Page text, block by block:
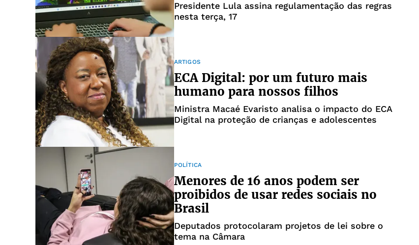
Presidente Lula assina regulamentação das regras
nesta terça, 17
ARTIGOS
ECA Digital: por um futuro mais
humano para nossos filhos
Ministra Macaé Evaristo analisa o impacto do ECA
Digital na proteção de crianças e adolescentes
POLÍTICA
Menores de 16 anos podem ser
proibidos de usar redes sociais no
Brasil
Deputados protocolaram projetos de lei sobre o
tema na Câmara